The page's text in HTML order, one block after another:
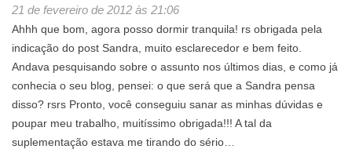
21 de fevereiro de 2012 às 21:06
Ahhh que bom, agora posso dormir tranquila! rs obrigada pela
indicação do post Sandra, muito esclarecedor e bem feito.
Andava pesquisando sobre o assunto nos últimos dias, e como já
conhecia o seu blog, pensei: o que será que a Sandra pensa
disso? rsrs Pronto, você conseguiu sanar as minhas dúvidas e
poupar meu trabalho, muitíssimo obrigada!!! A tal da
suplementação estava me tirando do sério…